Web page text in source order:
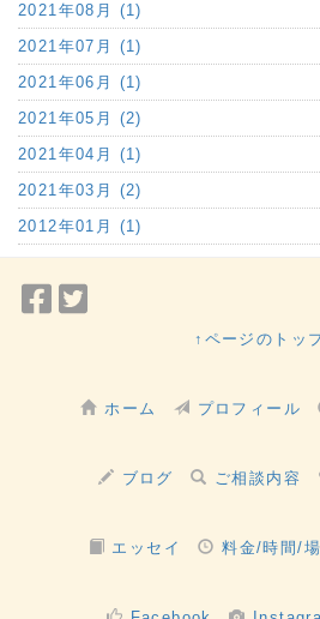
2021年08月 (1)
2021年07月 (1)
2021年06月 (1)
2021年05月 (2)
2021年04月 (1)
2021年03月 (2)
2012年01月 (1)
Facebook
ェ
↑ページのトッ
ホーム プロフィール
ブログ ご相談内容
エッセイ 料金/時間/